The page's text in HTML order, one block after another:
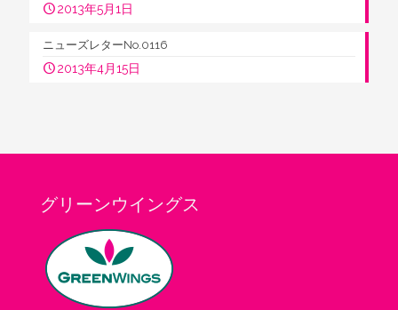
2013年5月1日
ニューズレターNo.0116
2013年4月15日
グリーンウイングス